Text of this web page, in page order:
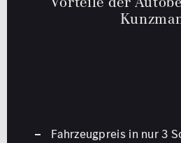
Fahrzeugpreis in nur 3